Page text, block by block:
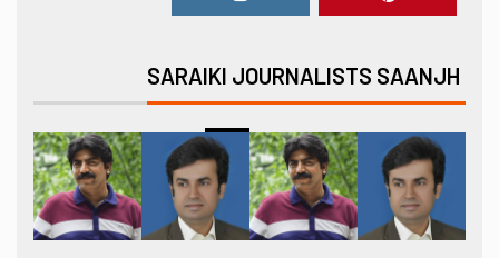
SARAIKI JOURNALISTS SAANJH